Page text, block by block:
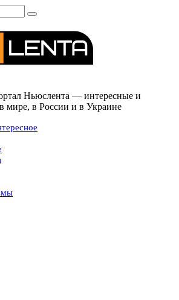
Ньюслента — интересные и
мире, в России и в Украине